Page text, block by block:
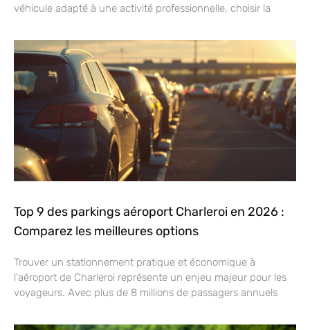
véhicule adapté à une activité professionnelle, choisir la
Top 9 des parkings aéroport Charleroi en 2026 :
Comparez les meilleures options
Trouver un stationnement pratique et économique à
l'aéroport de Charleroi représente un enjeu majeur pour les
voyageurs. Avec plus de 8 millions de passagers annuels